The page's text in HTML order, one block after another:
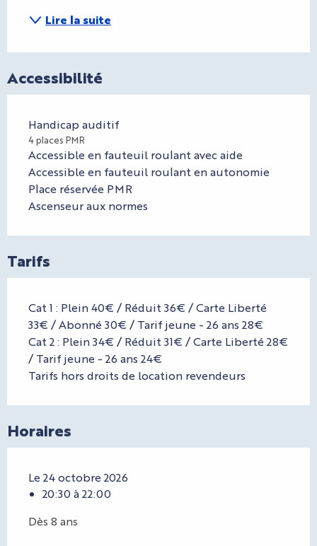
Lire la suite
Accessibilité
Handicap auditif
4 places PMR
Accessible en fauteuil roulant avec aide
Accessible en fauteuil roulant en autonomie
Place réservée PMR
Ascenseur aux normes
Tarifs
Cat 1 : Plein 40€ / Réduit 36€ / Carte Liberté
33€ / Abonné 30€ / Tarif jeune - 26 ans 28€
Cat 2 : Plein 34€ / Réduit 31€ / Carte Liberté 28€
/ Tarif jeune - 26 ans 24€
Tarifs hors droits de location revendeurs
Horaires
Le 24 octobre 2026
20:30 à 22:00
Dès 8 ans